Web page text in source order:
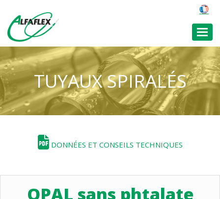
TUYAUX SPIRALÉS
DONNÉES ET CONSEILS TECHNIQUES
OPAL sans phtalate